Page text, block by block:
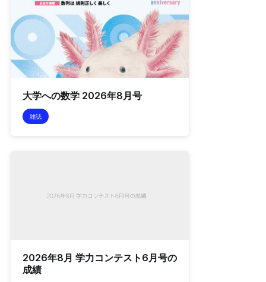
大学への数学 2026年8月号
雑誌
2026年8月 学力コンテスト6月号の
成績